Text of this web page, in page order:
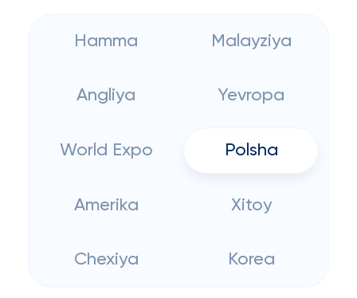
Hamma Malayziya
Angliya Yevropa
World Expo Polsha
Amerika Xitoy
Chexiya Korea